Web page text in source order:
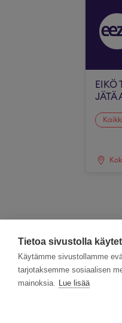
EIKÖ
JÄTÄ
Tietoa sivustolla
Käytämme sivustollamme
tarjotaksemme sosiaalisen
mainoksia. Lue lisää